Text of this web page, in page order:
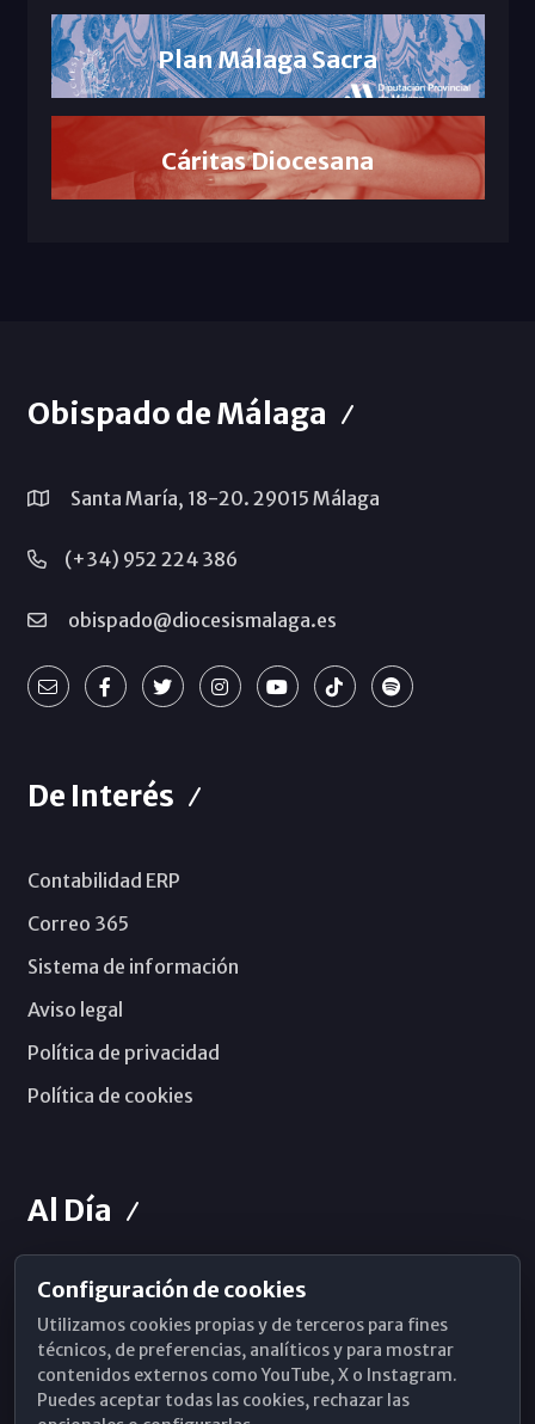
Plan Málaga Sacra
Cáritas Diocesana
Obispado de Málaga
Santa María, 18-20. 29015 Málaga
(+34) 952 224 386
obispado@diocesismalaga.es
De Interés
Contabilidad ERP
Correo 365
Sistema de información
Aviso legal
Política de privacidad
Política de cookies
Al Día
Horarios de Misa
Hemeroteca
WhatsApp
Configuración de cookies
Utilizamos cookies propias y de terceros para fines
técnicos, de preferencias, analíticos y para mostrar
contenidos externos como YouTube, X o Instagram.
Puedes aceptar todas las cookies, rechazar las